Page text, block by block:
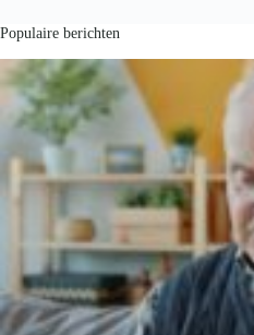
Populaire berichten